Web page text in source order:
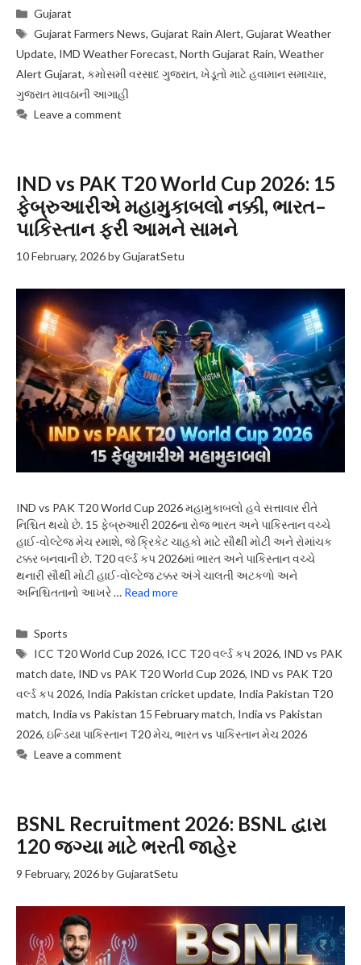
Categories
Gujarat
Tags
Gujarat Farmers News,Gujarat Rain Alert,Gujarat Weather
Update, IMD Weather Forecast, North Gujarat Rain, Weather
Alert Gujarat, કમોસમી વરસાદ ગુજરાત, ખેડૂતો માટે હવામાન સમાચાર,
ગુજરાત માવઠાની આગાહી
Leave a comment
IND vs PAK T20 World Cup 2026: 15
ફેબ્રુઆરીએ મહામુકાબલો નક્કી, ભારત–
પાકિસ્તાન ફરી આમને સામને
10 February, 2026byGujaratSetu
IND vs PAK T20 World Cup 2026 મહામુકાબલો હવે સત્તાવાર રીતે
નિશ્ચિત થયો છે. 15 ફેબ્રુઆરી 2026ના રોજ ભારત અને પાકિસ્તાન વચ્ચે
હાઈ-વોલ્ટેજ મેચ રમાશે, જે ક્રિકેટ ચાહકો માટે સૌથી મોટી અને રોમાંચક
ટક્કર બનવાની છે. T20 વર્લ્ડ કપ 2026માં ભારત અને પાકિસ્તાન વચ્ચે
થનારી સૌથી મોટી હાઈ-વોલ્ટેજ ટક્કર અંગે ચાલતી અટકળો અને
અનિશ્ચિતતાનો આખરે … Read more
Categories
Sports
Tags
ICC T20 World Cup 2026, ICC T20 વર્લ્ડ કપ 2026, IND vs PAK
match date, IND vs PAK T20 World Cup 2026, IND vs PAK T20
વર્લ્ડ કપ 2026, India Pakistan cricket update, India Pakistan T20
match, India vs Pakistan 15 February match, India vs Pakistan
2026, ઇન્ડિયા પાકિસ્તાન T20 મેચ, ભારત vs પાકિસ્તાન મેચ 2026
Leave a comment
BSNL Recruitment 2026: BSNL દ્વારા
120 જગ્યા માટે ભરતી જાહેર
9 February, 2026byGujaratSetu